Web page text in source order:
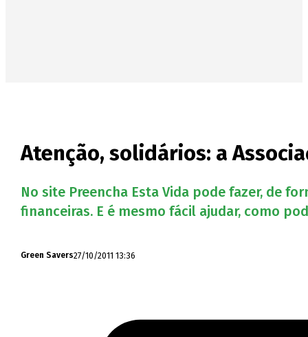
Atenção, solidários: a
No site Preencha Esta Vida pode fazer, de
financeiras. E é mesmo fácil ajudar, como
Green Savers27/10/2011 13:36